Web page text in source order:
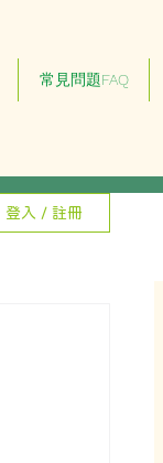
常見問題FAQ
登入 / 註冊